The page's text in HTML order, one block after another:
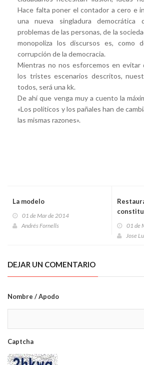
Hace falta poner el contador a cero e
una nueva singladura
problemas de las personas, de la
monopoliza los discursos es, como
corrupción de la democracia.
Mientras no nos esforcemos en evitar
los tristes escenarios descritos,
todos, será una kk.
De ahí que venga muy a cuento la
«Los políticos y los pañales han de
las mismas razones».
La modelo
01 de Mar de 2014
Andrés Fornells
01 de
Jose
DEJAR UN COMENTARIO
Nombre / Apodo
Captcha